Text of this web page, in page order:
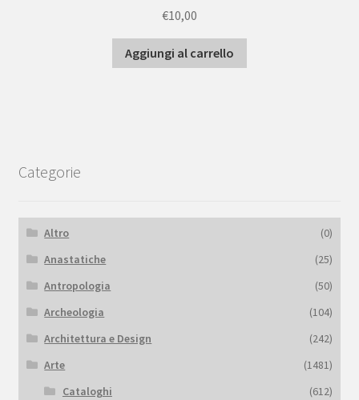
€10,00
Aggiungi al carrello
Categorie
Altro
(0)
Anastatiche
(25)
Antropologia
(50)
Archeologia
(104)
Architettura e Design
(242)
Arte
(1481)
Cataloghi
(612)